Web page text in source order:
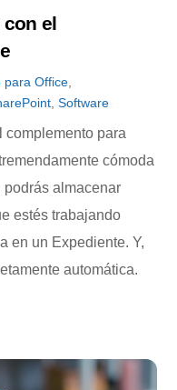
el
para Office
,Software
complemento para
cómoda
podrás almacenar
estés trabajando
en un Expediente. Y,
automática.